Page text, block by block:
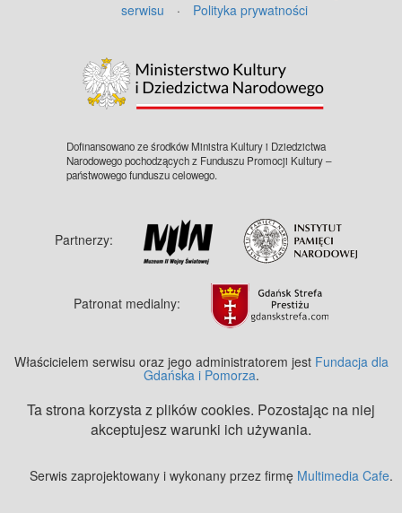
serwisu
· Polityka prywatności
Dofinansowano ze środków Ministra Kultury i Dziedzictwa
Narodowego pochodzących z Funduszu Promocji Kultury –
państwowego funduszu celowego.
Partnerzy:
Patronat medialny:
Właścicielem serwisu oraz jego administratorem jest Fundacja dla
Gdańska i Pomorza.
Ta strona korzysta z plików cookies. Pozostając na niej
akceptujesz warunki ich używania.
Serwis zaprojektowany i wykonany przez firmę Multimedia Cafe.